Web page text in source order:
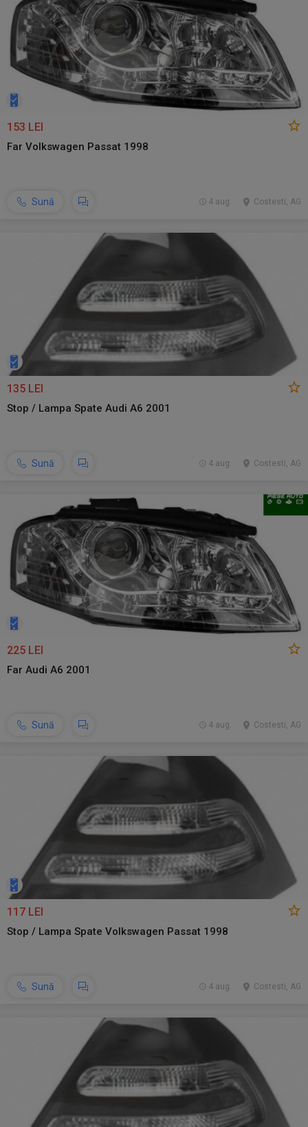
153 LEI
Far Volkswagen Passat 1998
Sună Costesti, AG
4 aug.
135 LEI
Stop / Lampa Spate Audi A6 2001
Sună Costesti, AG
4 aug.
225 LEI
Far Audi A6 2001
Sună Costesti, AG
4 aug.
117 LEI
Stop / Lampa Spate Volkswagen Passat 1998
Sună Costesti, AG
4 aug.